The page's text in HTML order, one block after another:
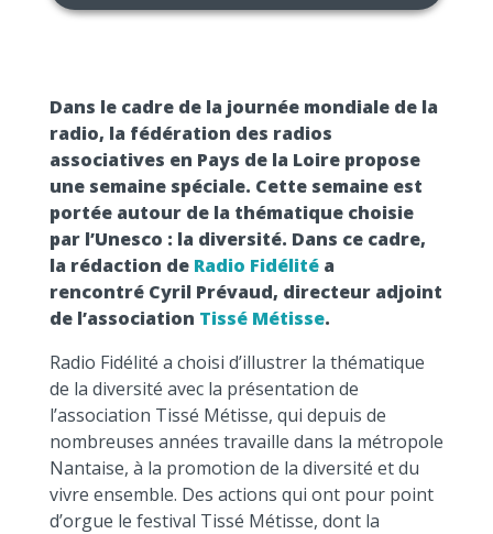
Dans le cadre de la journée mondiale de la
radio, la fédération des radios
associatives en Pays de la Loire propose
une semaine spéciale. Cette semaine est
portée autour de la thématique choisie
par l’Unesco : la diversité. Dans ce cadre,
la rédaction de Radio Fidélitéa
rencontré Cyril Prévaud, directeur adjoint
de l’association Tissé Métisse.
Radio Fidélité a choisi d’illustrer la thématique
de la diversité avec la présentation de
l’association Tissé Métisse, qui depuis de
nombreuses années travaille dans la métropole
Nantaise, à la promotion de la diversité et du
vivre ensemble. Des actions qui ont pour point
d’orgue le festival Tissé Métisse, dont la